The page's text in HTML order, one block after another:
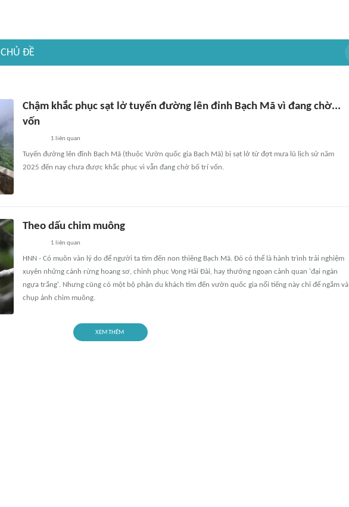
CHỦ ĐỀ
Chậm khắc phục sạt lở tuyến đường lên đỉnh Bạch Mã vì đang chờ...
vốn
1 liên quan
Tuyến đường lên đỉnh Bạch Mã (thuộc Vườn quốc gia Bạch Mã) bị sạt lở từ đợt mưa lũ lịch sử năm
2025 đến nay chưa được khắc phục vì vẫn đang chờ bố trí vốn.
Theo dấu chim muông
1 liên quan
HNN - Có muôn vàn lý do để người ta tìm đến non thiêng Bạch Mã. Đó có thể là hành trình trải nghiệm
xuyên những cánh rừng hoang sơ, chinh phục Vọng Hải Đài, hay thưởng ngoạn cảnh quan 'đại ngàn
ngựa trắng'. Nhưng cũng có một bộ phận du khách tìm đến vườn quốc gia nổi tiếng này chỉ để ngắm và
chụp ảnh chim muông.
XEM THÊM